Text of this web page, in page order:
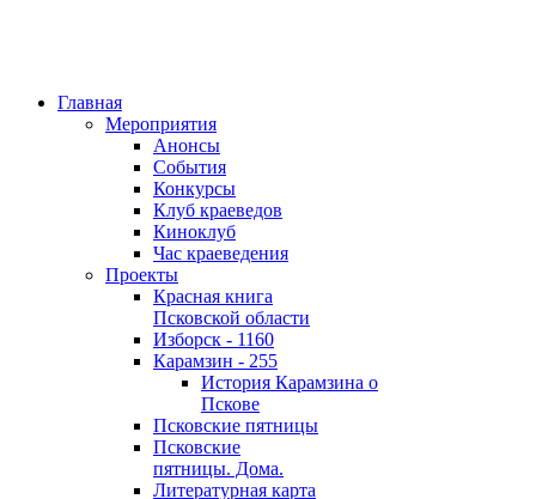
Главная
Мероприятия
Анонсы
События
Конкурсы
Клуб краеведов
Киноклуб
Час краеведения
Проекты
Красная книга
Псковской области
Изборск - 1160
Карамзин - 255
История Карамзина о
Пскове
Псковские пятницы
Псковские
пятницы. Дома.
Литературная карта